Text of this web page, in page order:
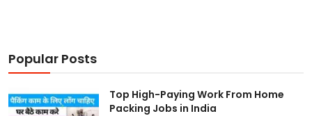
Popular Posts
Top High-Paying Work From Home
Packing Jobs in India